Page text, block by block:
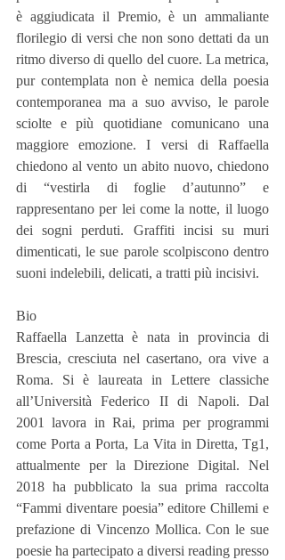
è aggiudicata il Premio, è un ammaliante
florilegio di versi che non sono dettati da un
ritmo diverso di quello del cuore. La metrica,
pur contemplata non è nemica della poesia
contemporanea ma a suo avviso, le parole
sciolte e più quotidiane comunicano una
maggiore emozione. I versi di Raffaella
chiedono al vento un abito nuovo, chiedono
di “vestirla di foglie d’autunno” e
rappresentano per lei come la notte, il luogo
dei sogni perduti. Graffiti incisi su muri
dimenticati, le sue parole scolpiscono dentro
suoni indelebili, delicati, a tratti più incisivi.
Bio
Raffaella Lanzetta è nata in provincia di
Brescia, cresciuta nel casertano, ora vive a
Roma. Si è laureata in Lettere classiche
all’Università Federico II di Napoli. Dal
2001 lavora in Rai, prima per programmi
come Porta a Porta, La Vita in Diretta, Tg1,
attualmente per la Direzione Digital. Nel
2018 ha pubblicato la sua prima raccolta
“Fammi diventare poesia” editore Chillemi e
prefazione di Vincenzo Mollica. Con le sue
poesie ha partecipato a diversi reading presso